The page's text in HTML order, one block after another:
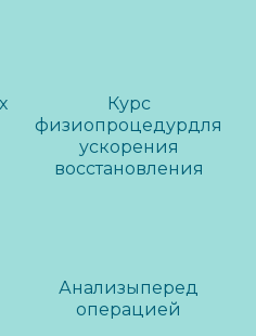
Курс
физиопроцедурдля
ускорения
восстановления
Анализыперед
операцией